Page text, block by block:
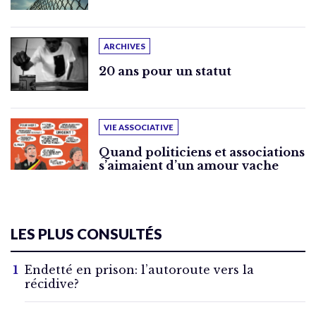
ARCHIVES
20 ans pour un statut
VIE ASSOCIATIVE
Quand politiciens et associations
s’aimaient d’un amour vache
LES PLUS CONSULTÉS
Endetté en prison: l’autoroute vers la
récidive?